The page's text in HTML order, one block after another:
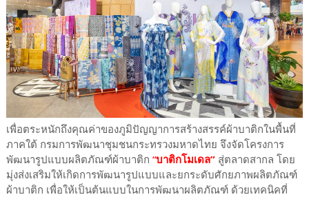
เพื่อตระหนักถึงคุณค่าของภูมิปัญญาการสร้างสรรค์ผ้าบาติกในพื้นที่
ภาคใต้ กรมการพัฒนาชุมชนกระทรวงมหาดไทย จึงจัดโครงการ
พัฒนารูปแบบผลิตภัณฑ์ผ้าบาติก “บาติกโมเดล” สู่ตลาดสากล โดย
มุ่งส่งเสริมให้เกิดการพัฒนารูปแบบและยกระดับศักยภาพผลิตภัณฑ์
ผ้าบาติก เพื่อให้เป็นต้นแบบในการพัฒนาผลิตภัณฑ์ ด้วยเทคนิคที่